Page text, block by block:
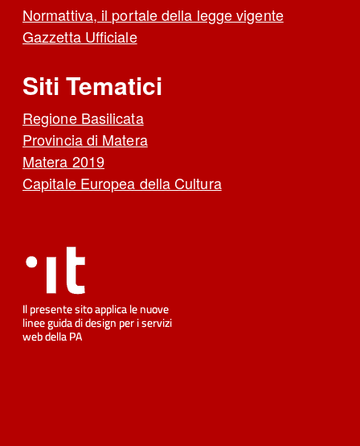
Normattiva, il portale della legge vigente
Gazzetta Ufficiale
Siti Tematici
Regione Basilicata
Provincia di Matera
Matera 2019
Capitale Europea della Cultura